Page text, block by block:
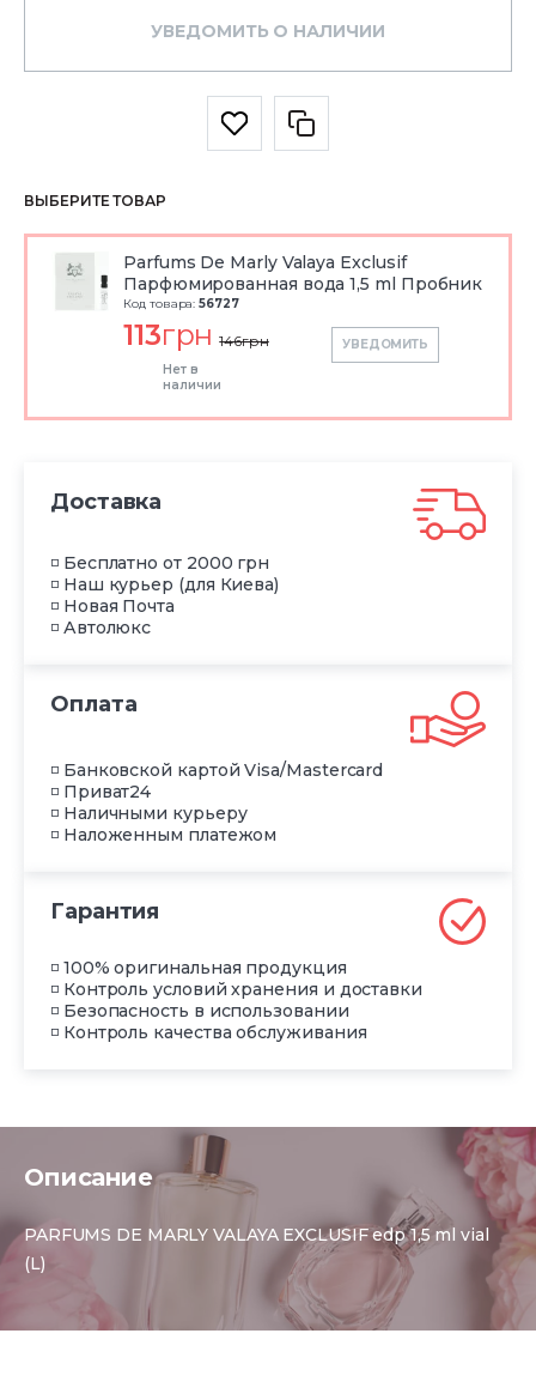
УВЕДОМИТЬ О НАЛИЧИИ
ВЫБЕРИТЕ ТОВАР
Parfums De Marly Valaya Exclusif
Парфюмированная вода 1,5 ml Пробник
Код товара: 56727
113грн 146грн
Нет в
наличии
УВЕДОМИТЬ
Доставка
◽ Бесплатно от 2000 грн
◽ Наш курьер (для Киева)
◽ Новая Почта
◽ Автолюкс
Оплата
◽ Банковской картой Visa/Mastercard
◽ Приват24
◽ Наличными курьеру
◽ Наложенным платежом
Гарантия
◽ 100% оригинальная продукция
◽ Контроль условий хранения и доставки
◽ Безопасность в использовании
◽ Контроль качества обслуживания
Описание
PARFUMS DE MARLY VALAYA EXCLUSIF edp 1,5 ml vial
(L)